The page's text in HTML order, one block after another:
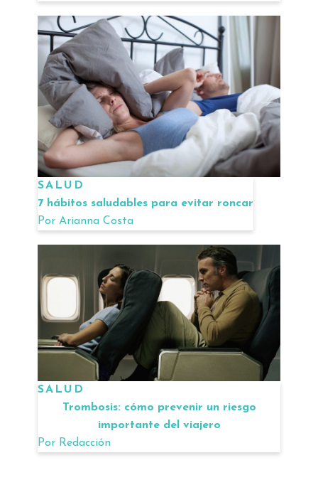
SALUD
7 hábitos saludables para evitar roncar
Por Arianna Costa
SALUD
Trombosis: cómo prevenir un riesgo
importante del viajero
Por Redacción